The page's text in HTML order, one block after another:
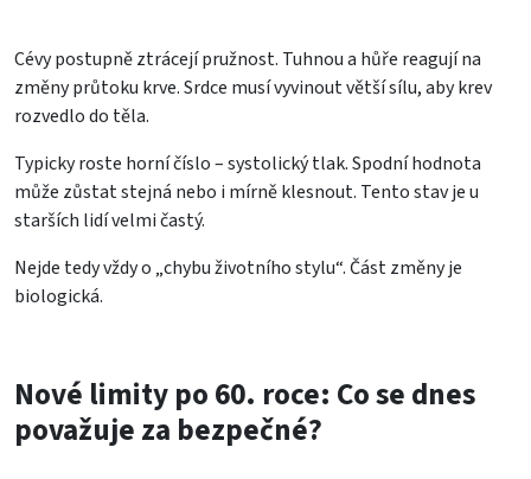
Cévy postupně ztrácejí pružnost. Tuhnou a hůře reagují na
změny průtoku krve. Srdce musí vyvinout větší sílu, aby krev
rozvedlo do těla.
Typicky roste horní číslo – systolický tlak. Spodní hodnota
může zůstat stejná nebo i mírně klesnout. Tento stav je u
starších lidí velmi častý.
Nejde tedy vždy o „chybu životního stylu“. Část změny je
biologická.
Nové limity po 60. roce: Co se dnes
považuje za bezpečné?